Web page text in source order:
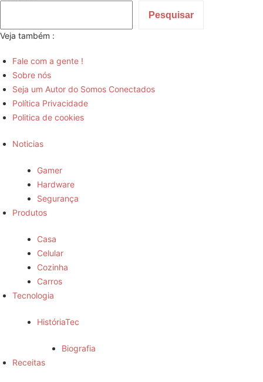
Pesquisar
Veja também :
Fale com a gente !
Sobre nós
Seja um Autor do Somos Conectados
Política Privacidade
Politica de cookies
Noticias
Gamer
Hardware
Segurança
Produtos
Casa
Celular
Cozinha
Carros
Tecnologia
HistóriaTec
Biografia
Receitas